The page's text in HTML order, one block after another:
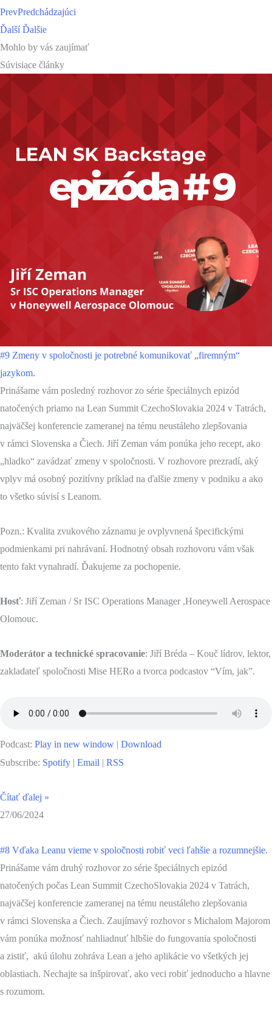
PrevPredchádzajúci
ĎalšíĎalšie
Mohlo by vás zaujímať
Súvisiace články
#9 Zmeny v spoločnosti je potrebné komunikovať „firemným“
jazykom.
Prinášame vám posledný rozhovor zo série špeciálnych epizód
natočených priamo na Lean Summit CzechoSlovakia 2024 v Tatrách,
najväčšej konferencie zameranej na tému neustáleho zlepšovania
v rámci Slovenska a Čiech. Jiří Zeman vám ponúka jeho recept, ako
„hladko“ zavádzať zmeny v spoločnosti. V rozhovore prezradí, aký
vplyv má osobný pozitívny príklad na ďalšie zmeny v podniku a ako
to všetko súvisí s Leanom.
Pozn.: Kvalita zvukového záznamu je ovplyvnená špecifickými
podmienkami pri nahrávaní. Hodnotný obsah rozhovoru vám však
tento fakt vynahradí. Ďakujeme za pochopenie.
Hosť: Jiří Zeman / Sr ISC Operations Manager ,Honeywell Aerospace
Olomouc.
Moderátor a technické spracovanie: Jiří Bréda – Kouč lídrov, lektor,
zakladateľ spoločnosti Mise HERo a tvorca podcastov “Vím, jak”.
Podcast: Play in new window | Download
Subscribe: Spotify | Email | RSS
Čítať ďalej »
27/06/2024
#8 Vďaka Leanu vieme v spoločnosti robiť veci ľahšie a rozumnejšie.
Prinášame vám druhý rozhovor zo série špeciálnych epizód
natočených počas Lean Summit CzechoSlovakia 2024 v Tatrách,
najväčšej konferencie zameranej na tému neustáleho zlepšovania
v rámci Slovenska a Čiech. Zaujímavý rozhovor s Michalom Majorom
vám ponúka možnosť nahliadnuť hlbšie do fungovania spoločnosti
a zistiť, akú úlohu zohráva Lean a jeho aplikácie vo všetkých jej
oblastiach. Nechajte sa inšpirovať, ako veci robiť jednoducho a hlavne
s rozumom.